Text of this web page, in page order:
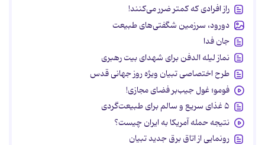
راز افرادی که کمتر ضرر می‌کنند!
دورود، سرزمین شگفتی‌های طبیعت
جان فدا
نماز لیله الدفن برای شهدای بیت رهبری
طرح اختصاصی تبیان ویژه روز جهانی قدس
فومو؛ غول جیب‌بر فضای مجازی!
۵ غذای سریع و سالم برای طبیعت‌گردی
نتیجه حمله آمریکا به ایران چیست؟
رونمایی از اتاق برق جدید تبیان